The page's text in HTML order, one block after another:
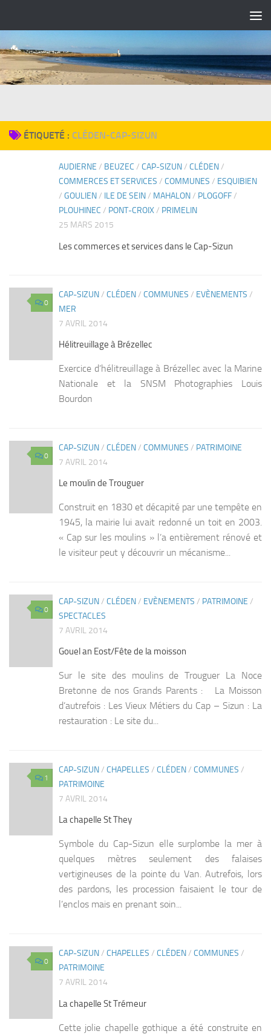
ÉTIQUETÉ : CLÉDEN-CAP-SIZUN
AUDIERNE / BEUZEC / CAP-SIZUN/ CLÉDEN/
COMMERCES ET SERVICES / COMMUNES / ESQUIBIEN
/ GOULIEN/ ILE DE SEIN/ MAHALON/ PLOGOFF/
PLOUHINEC / PONT-CROIX/ PRIMELIN
25 MARS 2015
Les commerces et services dans le Cap-Sizun
0
CAP-SIZUN/ CLÉDEN/ COMMUNES / EVÈNEMENTS /
MER
7 AVRIL 2014
Hélitreuillage à Brézellec
Exercice d’hélitreuillage à Brézellec avec la Marine
Nationale et la SNSM Photographies Louis
Bourdon
0
CAP-SIZUN/ CLÉDEN/ COMMUNES / PATRIMOINE
7 AVRIL 2014
Le moulin de Trouguer
Construit en 1830 et décapité par une tempête en
1945, la mairie lui avait redonné un toit en 2003.
« Cap sur les moulins » l’a entièrement rénové et
le visiteur peut y découvrir un mécanisme...
0
CAP-SIZUN/ CLÉDEN/ EVÈNEMENTS / PATRIMOINE /
SPECTACLES
7 AVRIL 2014
Gouel an Eost/Fête de la moisson
Sur le site des moulins de Trouguer La Noce
Bretonne de nos Grands Parents : La Moisson
d’autrefois : Les Vieux Métiers du Cap – Sizun : La
restauration : Le site du...
1
CAP-SIZUN/ CHAPELLES / CLÉDEN/ COMMUNES /
PATRIMOINE
7 AVRIL 2014
La chapelle St They
Symbole du Cap-Sizun elle surplombe la mer à
quelques mètres seulement des falaises
vertigineuses de la pointe du Van. Autrefois, lors
des pardons, les procession faisaient le tour de
l’enclos mais en prenant soin...
0
CAP-SIZUN/ CHAPELLES / CLÉDEN/ COMMUNES /
PATRIMOINE
7 AVRIL 2014
La chapelle St Trémeur
Cette jolie chapelle gothique a été construite en